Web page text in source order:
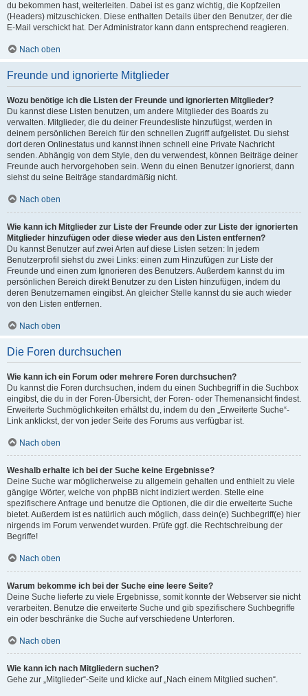
du bekommen hast, weiterleiten. Dabei ist es ganz wichtig, die Kopfzeilen
(Headers) mitzuschicken. Diese enthalten Details über den Benutzer, der die
E-Mail verschickt hat. Der Administrator kann dann entsprechend reagieren.
Nach oben
Freunde und ignorierte Mitglieder
Wozu benötige ich die Listen der Freunde und ignorierten Mitglieder?
Du kannst diese Listen benutzen, um andere Mitglieder des Boards zu
verwalten. Mitglieder, die du deiner Freundesliste hinzufügst, werden in
deinem persönlichen Bereich für den schnellen Zugriff aufgelistet. Du siehst
dort deren Onlinestatus und kannst ihnen schnell eine Private Nachricht
senden. Abhängig von dem Style, den du verwendest, können Beiträge deiner
Freunde auch hervorgehoben sein. Wenn du einen Benutzer ignorierst, dann
siehst du seine Beiträge standardmäßig nicht.
Nach oben
Wie kann ich Mitglieder zur Liste der Freunde oder zur Liste der ignorierten
Mitglieder hinzufügen oder diese wieder aus den Listen entfernen?
Du kannst Benutzer auf zwei Arten auf diese Listen setzen: In jedem
Benutzerprofil siehst du zwei Links: einen zum Hinzufügen zur Liste der
Freunde und einen zum Ignorieren des Benutzers. Außerdem kannst du im
persönlichen Bereich direkt Benutzer zu den Listen hinzufügen, indem du
deren Benutzernamen eingibst. An gleicher Stelle kannst du sie auch wieder
von den Listen entfernen.
Nach oben
Die Foren durchsuchen
Wie kann ich ein Forum oder mehrere Foren durchsuchen?
Du kannst die Foren durchsuchen, indem du einen Suchbegriff in die Suchbox
eingibst, die du in der Foren-Übersicht, der Foren- oder Themenansicht findest.
Erweiterte Suchmöglichkeiten erhältst du, indem du den „Erweiterte Suche“-
Link anklickst, der von jeder Seite des Forums aus verfügbar ist.
Nach oben
Weshalb erhalte ich bei der Suche keine Ergebnisse?
Deine Suche war möglicherweise zu allgemein gehalten und enthielt zu viele
gängige Wörter, welche von phpBB nicht indiziert werden. Stelle eine
spezifischere Anfrage und benutze die Optionen, die dir die erweiterte Suche
bietet. Außerdem ist es natürlich auch möglich, dass dein(e) Suchbegriff(e) hier
nirgends im Forum verwendet wurden. Prüfe ggf. die Rechtschreibung der
Begriffe!
Nach oben
Warum bekomme ich bei der Suche eine leere Seite?
Deine Suche lieferte zu viele Ergebnisse, somit konnte der Webserver sie nicht
verarbeiten. Benutze die erweiterte Suche und gib spezifischere Suchbegriffe
ein oder beschränke die Suche auf verschiedene Unterforen.
Nach oben
Wie kann ich nach Mitgliedern suchen?
Gehe zur „Mitglieder“-Seite und klicke auf „Nach einem Mitglied suchen“.